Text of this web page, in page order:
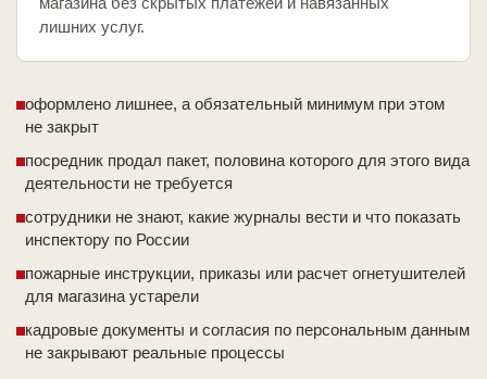
лишних услуг.
оформлено лишнее, а обязательный минимум при этом
не закрыт
посредник продал пакет, половина которого для этого вида
деятельности не требуется
сотрудники не знают, какие журналы вести и что показать
инспектору по России
пожарные инструкции, приказы или расчет огнетушителей
для магазина устарели
кадровые документы и согласия по персональным данным
не закрывают реальные процессы